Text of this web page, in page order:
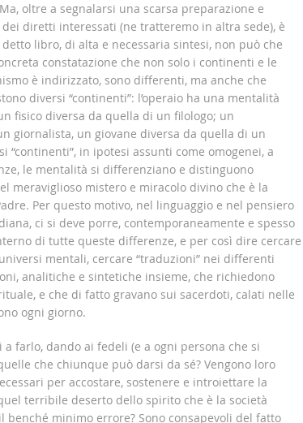
oltre a segnalarsi una scarsa preparazione e
diretti interessati (ne tratteremo in altra sede), è
libro, di alta e necessaria sintesi, non può che
constatazione che non solo i continenti e le
è indirizzato, sono differenti, ma anche che
diversi “continenti”: l’operaio ha una mentalità
fisico diversa da quella di un filologo; un
giornalista, un giovane diversa da quella di un
“continenti”, in ipotesi assunti come omogenei, a
le mentalità si differenziano e distinguono
meraviglioso mistero e miracolo divino che è la
Per questo motivo, nel linguaggio e nel pensiero
ci si deve porre, contemporaneamente e spesso
di tutte queste differenze, e per così dire cercare
mentali, cercare “traduzioni” nei differenti
analitiche e sintetiche insieme, che richiedono
e che di fatto gravano sui sacerdoti, calati nelle
ogni giorno.
farlo, dando ai fedeli (e a ogni persona che si
che chiunque può darsi da sé? Vengono loro
per accostare, sostenere e introiettare la
terribile deserto dello spirito che è la società
minimo errore? Sono consapevoli del fatto